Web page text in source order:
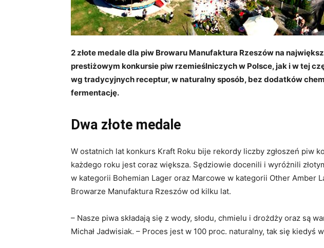
2 złote medale dla piw Browaru Manufaktura Rzeszów na
prestiżowym konkursie piw rzemieślniczych w Polsce, jak i w tej
wg tradycyjnych receptur, w naturalny sposób, bez dodatków
fermentację.
Dwa złote medale
W ostatnich lat konkurs Kraft Roku bije rekordy liczby zgłoszeń piw
każdego roku jest coraz większa. Sędziowie docenili i wyróżnili
w kategorii Bohemian Lager oraz Marcowe w kategorii Other Amber
Browarze Manufaktura Rzeszów od kilku lat.
– Nasze piwa składają się z wody, słodu, chmielu i drożdży oraz są
Michał Jadwisiak. – Proces jest w 100 proc. naturalny, tak się kiedyś